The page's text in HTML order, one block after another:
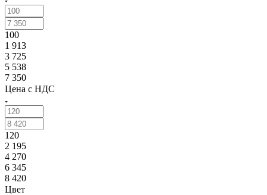
100
1 913
3 725
5 538
7 350
Цена с НДС
120
2 195
4 270
6 345
8 420
Цвет